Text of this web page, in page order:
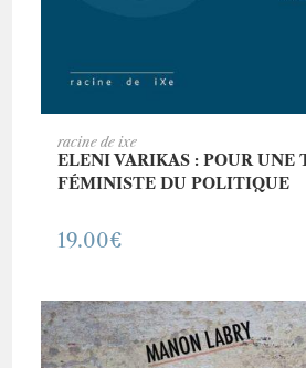
racine de ixe
ELENI VARIKAS : POUR UNE
FÉMINISTE DU POLITIQUE
19.00€